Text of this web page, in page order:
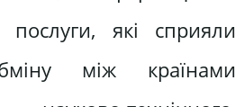
послуги, які сприяли
між країнами